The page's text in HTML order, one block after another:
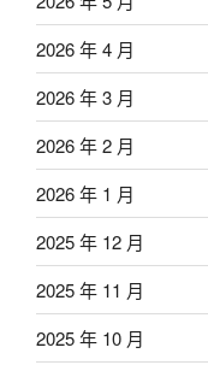
2026 年 4 月
2026 年 3 月
2026 年 2 月
2026 年 1 月
2025 年 12 月
2025 年 11 月
2025 年 10 月